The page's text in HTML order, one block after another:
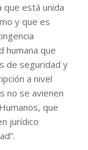
que está unida
y que es
humana que
de seguridad y
a nivel
no se avienen
que
jurídico